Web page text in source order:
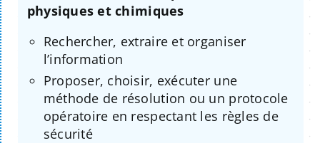
physiques et chimiques
Rechercher, extraire et organiser
l’information
Proposer, choisir, exécuter une
méthode de résolution ou un protocole
opératoire en respectant les règles de
sécurité